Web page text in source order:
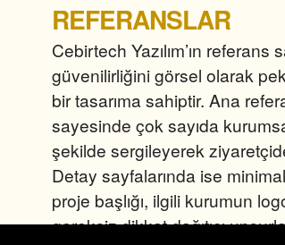
REFERANSLAR
Cebirtech Yazılım’ın
güvenilirliğini görsel olarak
bir tasarıma sahiptir. Ana
sayesinde çok sayıda
şekilde sergileyerek
Detay sayfalarında ise
proje başlığı, ilgili kurumun
gereksiz dikkat dağıtıcı